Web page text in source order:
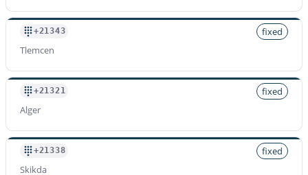
Preis pro Minute
$1.200
+21343
fixed
Tlemcen
+21321
fixed
Alger
+21338
fixed
Skikda